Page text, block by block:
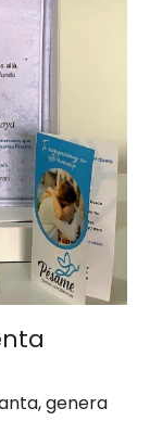
genera